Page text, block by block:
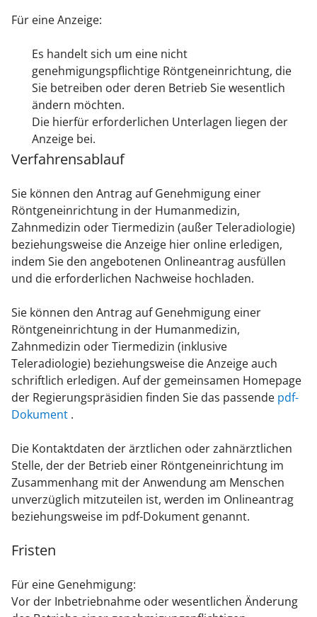
Für eine Anzeige:
Es handelt sich um eine nicht
genehmigungspflichtige Röntgeneinrichtung, die
Sie betreiben oder deren Betrieb Sie wesentlich
ändern möchten.
Die hierfür erforderlichen Unterlagen liegen der
Anzeige bei.
Verfahrensablauf
Sie können den Antrag auf Genehmigung einer
Röntgeneinrichtung in der Humanmedizin,
Zahnmedizin oder Tiermedizin (außer Teleradiologie)
beziehungsweise die Anzeige hier online erledigen,
indem Sie den angebotenen Onlineantrag ausfüllen
und die erforderlichen Nachweise hochladen.
Sie können den Antrag auf Genehmigung einer
Röntgeneinrichtung in der Humanmedizin,
Zahnmedizin oder Tiermedizin (inklusive
Teleradiologie) beziehungsweise die Anzeige auch
schriftlich erledigen. Auf der gemeinsamen Homepage
der Regierungspräsidien finden Sie das passende pdf-
Dokument .
Die Kontaktdaten der ärztlichen oder zahnärztlichen
Stelle, der der Betrieb einer Röntgeneinrichtung im
Zusammenhang mit der Anwendung am Menschen
unverzüglich mitzuteilen ist, werden im Onlineantrag
beziehungsweise im pdf-Dokument genannt.
Fristen
Für eine Genehmigung:
Vor der Inbetriebnahme oder wesentlichen Änderung